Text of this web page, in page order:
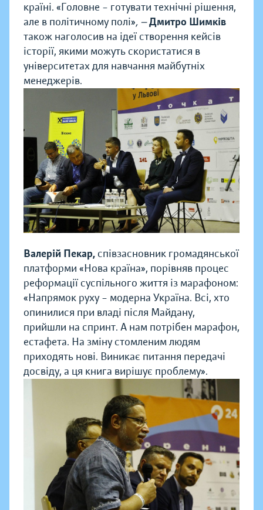
країні. «Головне – готувати технічні рішення,
але в політичному полі», —Дмитро Шимків
також наголосив на ідеї створення кейсів
історії, якими можуть скористатися в
університетах для навчання майбутніх
менеджерів.
Валерій Пекар, співзасновник громадянської
платформи «Нова країна», порівняв процес
реформації суспільного життя із марафоном:
«Напрямок руху – модерна Україна. Всі, хто
опинилися при владі після Майдану,
прийшли на спринт. А нам потрібен марафон,
естафета. На зміну стомленим людям
приходять нові. Виникає питання передачі
досвіду, а ця книга вирішує проблему».